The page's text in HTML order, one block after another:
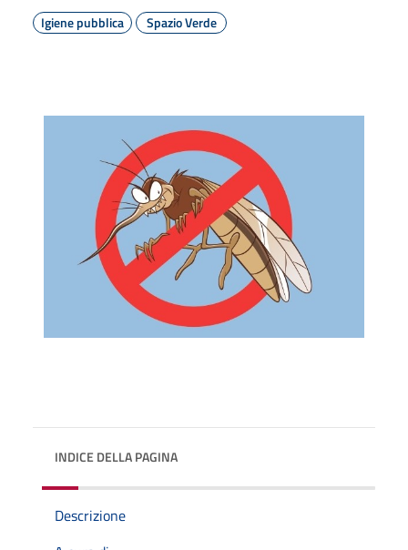
Igiene pubblica
Spazio Verde
INDICE DELLA PAGINA
Descrizione